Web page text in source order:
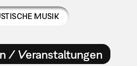
MUSIK
/ Veranstaltungen